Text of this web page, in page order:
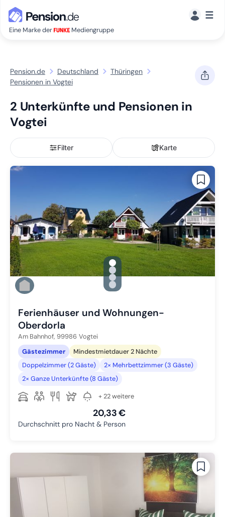
Eine Marke der Mediengruppe
☰
Pension.de Deutschland
Thüringen
Pensionen in Vogtei
2 Unterkünfte und Pensionen in
Vogtei
Filter Karte
gallery.slide_selector
Zu Slide 1 wechseln
Zu Slide 2 wechseln
Zu Slide 3 wechseln
Zu Slide 4 wechseln
Ferienhäuser und Wohnungen-
Oberdorla
Am Bahnhof, 99986 Vogtei
Gästezimmer
Mindestmietdauer 2 Nächte
Doppelzimmer (2 Gäste)
2× Mehrbettzimmer (3 Gäste)
2× Ganze Unterkünfte (8 Gäste)
+ 22 weitere
20,33 €
Durchschnitt pro Nacht & Person